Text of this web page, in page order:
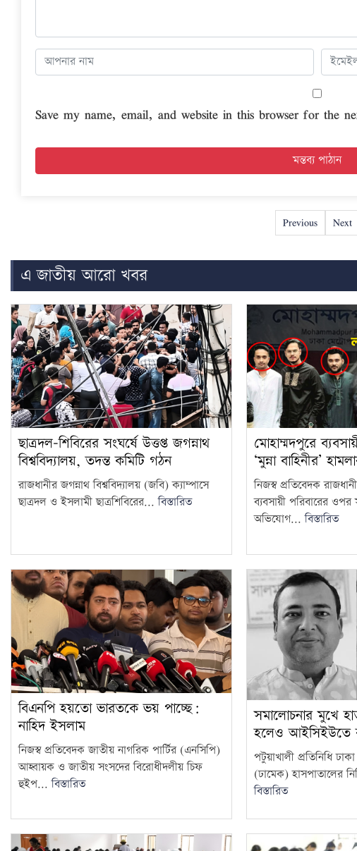
Save my name, email, and website in this browser for the
Previous Next
এ জাতীয় আরো খবর
ছাত্রদল-শিবিরের সংঘর্ষে উত্তপ্ত জগন্নাথ
বিশ্ববিদ্যালয়, তদন্ত কমিটি গঠন
রাজধানীর জগন্নাথ বিশ্ববিদ্যালয় (জবি) ক্যাম্পাসে
ছাত্রদল ও ইসলামী ছাত্রশিবিরের...বিস্তারিত
মোহাম্মদপুরে
‘মুন্না বাহিনীর’
নিজস্ব প্রতিবেদক
ব্যবসায়ী পরিবারের ওপর
অভিযোগ...বিস্তারিত
বিএনপি হয়তো ভারতকে ভয় পাচ্ছে:
নাহিদ ইসলাম
নিজস্ব প্রতিবেদক জাতীয় নাগরিক পার্টির (এনসিপি)
আহ্বায়ক ও জাতীয় সংসদের বিরোধীদলীয় চিফ
হুইপ...বিস্তারিত
সমালোচনার মুখে
হলেও আইসিইউতে
পটুয়াখালী প্রতিনিধি
(ঢামেক) হাসপাতালের
বিস্তারিত